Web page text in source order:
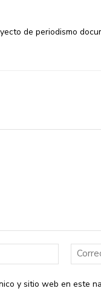
de periodismo
Nombre:*
y sitio web en este